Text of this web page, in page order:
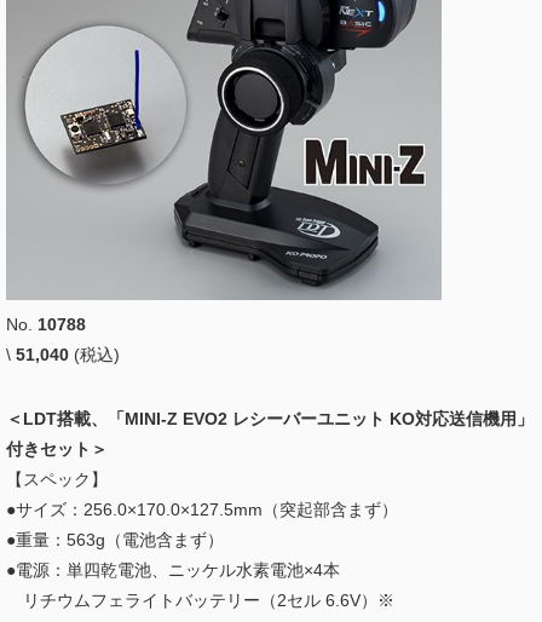
No. 10788
\ 51,040 (税込)
＜LDT搭載、「MINI-Z EVO2 レシーバーユニット KO対応送信機用」
付きセット＞
【スペック】
●サイズ：256.0×170.0×127.5mm（突起部含まず）
●重量：563g（電池含まず）
●電源：単四乾電池、ニッケル水素電池×4本
リチウムフェライトバッテリー（2セル 6.6V）※